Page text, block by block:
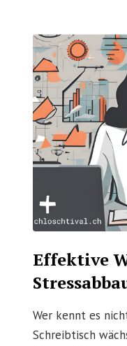
Effektive
Wer kennt es
Schreibtisch